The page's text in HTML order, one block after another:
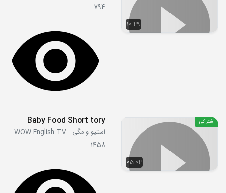
10:49
794
05:04
اشتراکی Baby Food Short tory
استیو و مگی - Steve and Maggie WOW English TV
1458